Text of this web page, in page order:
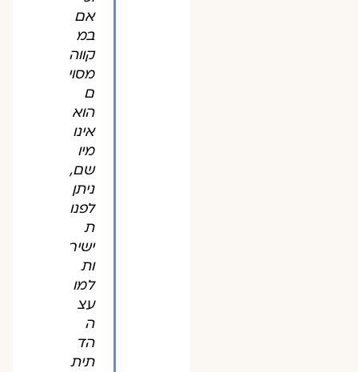
אם
במ
קווה
מסוי
ם
הוא
אינו
מיו
שם,
ניתן
לפנו
ת
ישיר
ות
למו
עצ
ה
הד
תית